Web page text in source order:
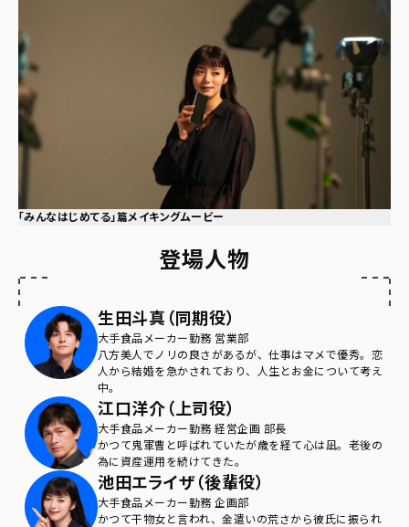
「みんなはじめてる」篇メイキングムービー
登場人物
生田斗真（同期役）
大手食品メーカー勤務 営業部
八方美人でノリの良さがあるが、仕事はマメで優秀。恋
人から結婚を急かされており、人生とお金について考え
中。
江口洋介（上司役）
大手食品メーカー勤務 経営企画 部長
かつて鬼軍曹と呼ばれていたが歳を経て心は凪。老後の
為に資産運用を続けてきた。
池田エライザ（後輩役）
大手食品メーカー勤務 企画部
かつて干物女と言われ、金遣いの荒さから彼氏に振られ